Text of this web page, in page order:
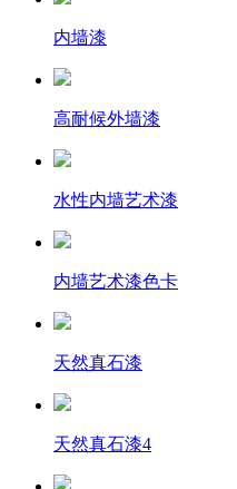
内墙漆
高耐候外墙漆
水性内墙艺术漆
内墙艺术漆色卡
天然真石漆
天然真石漆4